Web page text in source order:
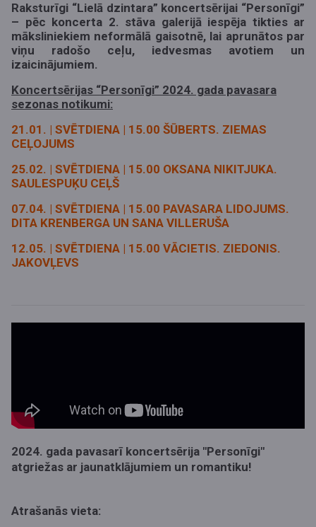
Raksturīgi “Lielā dzintara” koncertsērijai “Personīgi”
– pēc koncerta 2. stāva galerijā iespēja tikties ar
māksliniekiem neformālā gaisotnē, lai aprunātos par
viņu radošo ceļu, iedvesmas avotiem un
izaicinājumiem.
Koncertsērijas “Personīgi” 2024. gada pavasara
sezonas notikumi:
21.01. | SVĒTDIENA | 15.00 ŠŪBERTS. ZIEMAS
CEĻOJUMS
25.02. | SVĒTDIENA | 15.00 OKSANA NIKITJUKA.
SAULESPUĶU CEĻŠ
07.04. | SVĒTDIENA | 15.00 PAVASARA LIDOJUMS.
DITA KRENBERGA UN SANA VILLERUŠA
12.05. | SVĒTDIENA | 15.00 VĀCIETIS. ZIEDONIS.
JAKOVĻEVS
2024. gada pavasarī koncertsērija "Personīgi"
atgriežas ar jaunatklājumiem un romantiku!
Atrašanās vieta: